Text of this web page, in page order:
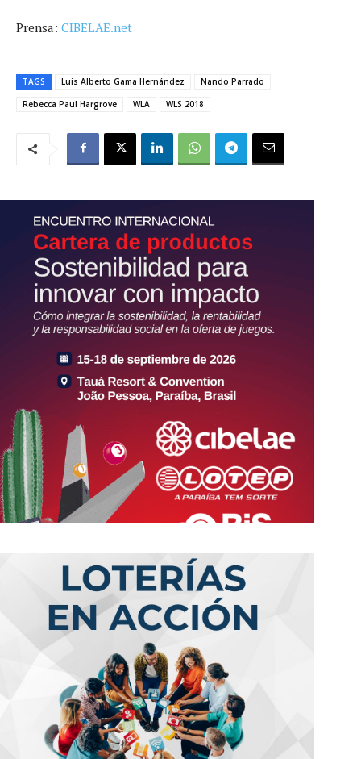
Prensa: CIBELAE.net
TAGS Luis Alberto Gama Hernández
Nando Parrado
Rebecca Paul Hargrove
WLA WLS 2018